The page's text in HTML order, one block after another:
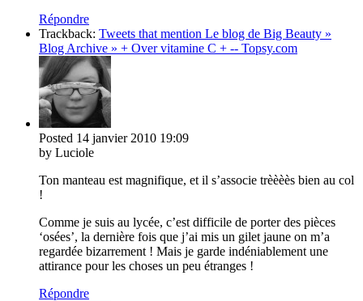
Répondre
Trackback: Tweets that mention Le blog de Big Beauty »
Blog Archive » + Over vitamine C + -- Topsy.com
Posted 14 janvier 2010 19:09
by Luciole
Ton manteau est magnifique, et il s’associe trèèèès bien au col
!
Comme je suis au lycée, c’est difficile de porter des pièces
‘osées’, la dernière fois que j’ai mis un gilet jaune on m’a
regardée bizarrement ! Mais je garde indéniablement une
attirance pour les choses un peu étranges !
Répondre